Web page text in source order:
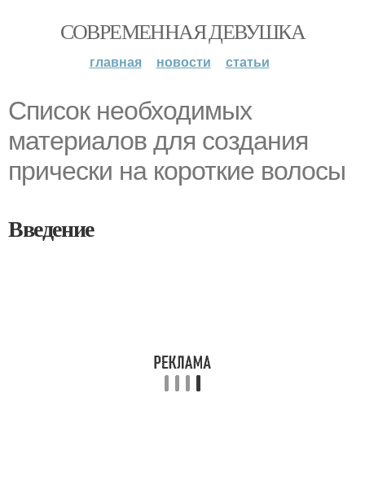
СОВРЕМЕННАЯ ДЕВУШКА
главная новости статьи
Список необходимых
материалов для создания
прически на короткие волосы
Введение